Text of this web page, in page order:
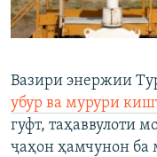
Вазири энержии
убур ва мурури
гуфт, таҳаввулоти
ҷаҳон ҳамчунон ба